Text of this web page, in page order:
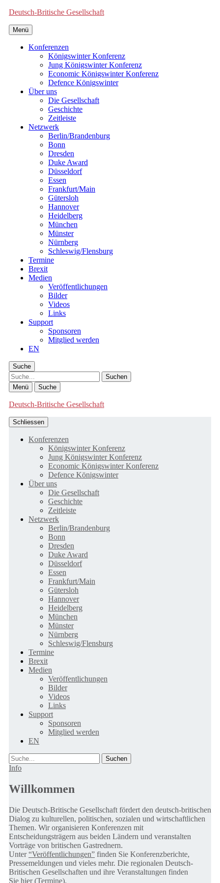
Deutsch-Britische Gesellschaft
Menü
Konferenzen
Königswinter Konferenz
Jung Königswinter Konferenz
Economic Königswinter Konferenz
Defence Königswinter
Über uns
Die Gesellschaft
Geschichte
Zeitleiste
Netzwerk
Berlin/Brandenburg
Bonn
Dresden
Duke Award
Düsseldorf
Essen
Frankfurt/Main
Gütersloh
Hannover
Heidelberg
München
Münster
Nürnberg
Schleswig/Flensburg
Termine
Brexit
Medien
Veröffentlichungen
Bilder
Videos
Links
Support
Sponsoren
Mitglied werden
EN
Suche
Suche
Menü Suche
Deutsch-Britische Gesellschaft
Schliessen
Konferenzen
Königswinter Konferenz
Jung Königswinter Konferenz
Economic Königswinter Konferenz
Defence Königswinter
Über uns
Die Gesellschaft
Geschichte
Zeitleiste
Netzwerk
Berlin/Brandenburg
Bonn
Dresden
Duke Award
Düsseldorf
Essen
Frankfurt/Main
Gütersloh
Hannover
Heidelberg
München
Münster
Nürnberg
Schleswig/Flensburg
Termine
Brexit
Medien
Veröffentlichungen
Bilder
Videos
Links
Support
Sponsoren
Mitglied werden
EN
Suche
Info
Willkommen
Die Deutsch-Britische Gesellschaft fördert den deutsch-britischen
Dialog zu kulturellen, politischen, sozialen und wirtschaftlichen
Themen. Wir organisieren Konferenzen mit
Entscheidungsträgern aus beiden Ländern und veranstalten
Vorträge von britischen Gastrednern.
Unter“Veröffentlichungen” finden Sie Konferenzberichte,
Pressemeldungen und vieles mehr. Die regionalen Deutsch-
Britischen Gesellschaften und ihre Veranstaltungen finden
Sie hier (Termine).